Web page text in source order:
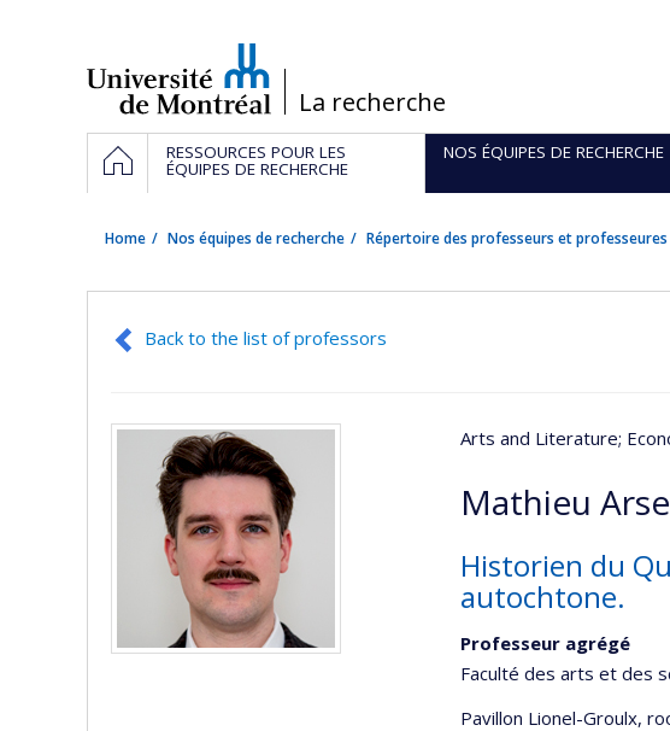
/La recherche
Navigation
principale
HOMERESSOURCES POUR LES
ÉQUIPES DE RECHERCHE
NOS ÉQUIPES DE RECHERCHE
Home Nos équipes de recherche Répertoire des professeurs et professeures
Back to the list of professors
Arts and Literature;
Mathieu
Historien du
autochtone.
Professeur agrégé
Faculté des arts et des
Pavillon Lionel-Groulx,